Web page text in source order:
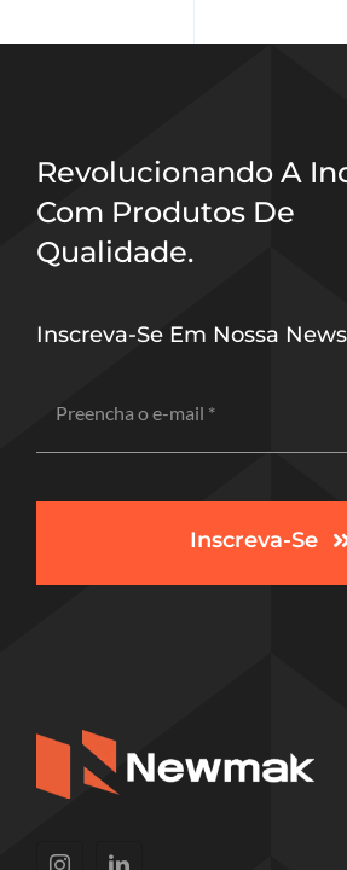
Revolucionando A
Com Produtos De
Qualidade.
Inscreva-Se Em Nossa
Inscreva-Se